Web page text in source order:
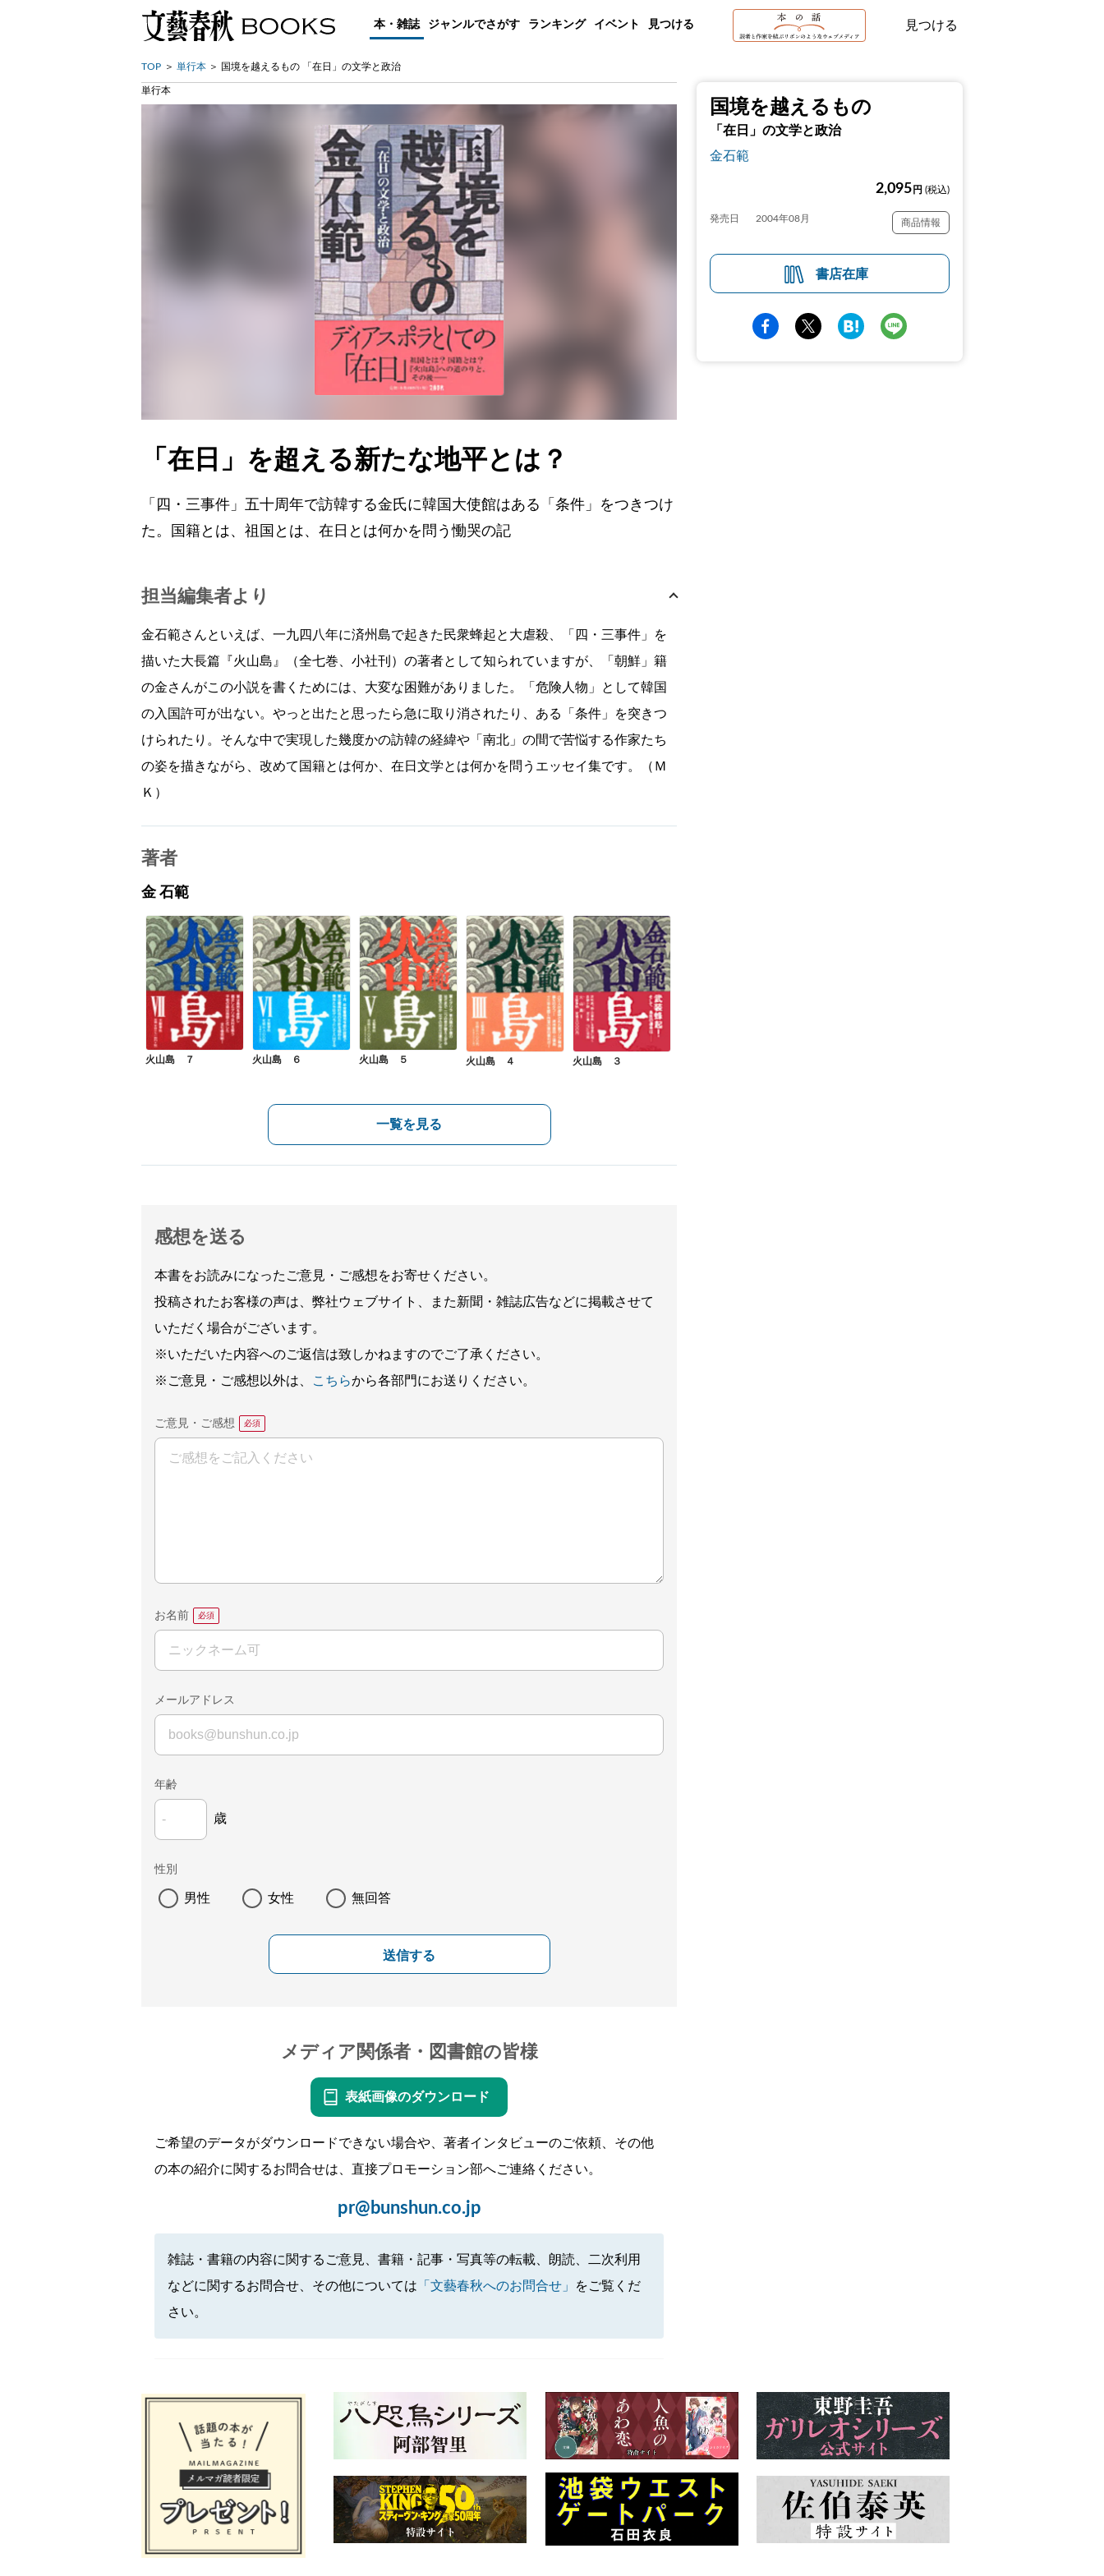
本・雑誌 ジャンルでさがす ランキング イベント 見つける 見つける
TOP 単行本 国境を越えるもの 「在日」の文学と政治
国境を越えるもの
「在日」の文学と政治
金石範
2,095 円 (税込)
発売日 2004年08月 商品情報
書店在庫
単行本
「在日」を超える新たな地平とは？
「四・三事件」五十周年で訪韓する金氏に韓国大使館はある「条件」をつきつけ
た。国籍とは、祖国とは、在日とは何かを問う慟哭の記
担当編集者より
金石範さんといえば、一九四八年に済州島で起きた民衆蜂起と大虐殺、「四・三事件」を
描いた大長篇『火山島』（全七巻、小社刊）の著者として知られていますが、「朝鮮」籍
の金さんがこの小説を書くためには、大変な困難がありました。「危険人物」として韓国
の入国許可が出ない。やっと出たと思ったら急に取り消されたり、ある「条件」を突きつ
けられたり。そんな中で実現した幾度かの訪韓の経緯や「南北」の間で苦悩する作家たち
の姿を描きながら、改めて国籍とは何か、在日文学とは何かを問うエッセイ集です。（Ｍ
Ｋ）
著者
金 石範
火山島 ７ 火山島 ６ 火山島 ５ 火山島 ４ 火山島 ３
一覧を見る
感想を送る
本書をお読みになったご意見・ご感想をお寄せください。
投稿されたお客様の声は、弊社ウェブサイト、また新聞・雑誌広告などに掲載させて
いただく場合がございます。
※いただいた内容へのご返信は致しかねますのでご了承ください。
※ご意見・ご感想以外は、
こちらから各部門にお送りください。
ご意見・ご感想
お名前
メールアドレス
年齢
歳
性別
男性 女性 無回答
送信する
メディア関係者・図書館の皆様
表紙画像のダウンロード
ご希望のデータがダウンロードできない場合や、著者インタビューのご依頼、その他
の本の紹介に関するお問合せは、直接プロモーション部へご連絡ください。
pr@bunshun.co.jp
雑誌・書籍の内容に関するご意見、書籍・記事・写真等の転載、朗読、二次利用
などに関するお問合せ、その他については 「文藝春秋へのお問合せ」
をご覧くだ
さい。